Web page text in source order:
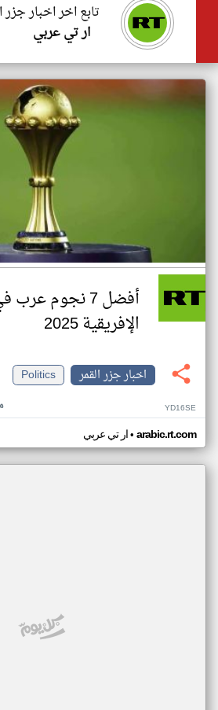
تابع اخر اخبار جزر
ار تي عربي
أفضل 7 نجوم
الإفريقية 2025
اخبار جزر القمر
Politics
YD16SE
ار تي عربي• arabic.rt.com